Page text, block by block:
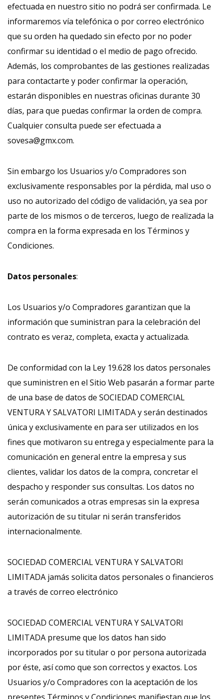
efectuada en nuestro sitio no podrá ser confirmada. Le
informaremos vía telefónica o por correo electrónico
que su orden ha quedado sin efecto por no poder
confirmar su identidad o el medio de pago ofrecido.
Además, los comprobantes de las gestiones realizadas
para contactarte y poder confirmar la operación,
estarán disponibles en nuestras oficinas durante 30
días, para que puedas confirmar la orden de compra.
Cualquier consulta puede ser efectuada a
sovesa@gmx.com.
Sin embargo los Usuarios y/o Compradores son
exclusivamente responsables por la pérdida, mal uso o
uso no autorizado del código de validación, ya sea por
parte de los mismos o de terceros, luego de realizada la
compra en la forma expresada en los Términos y
Condiciones.
Datos personales:
Los Usuarios y/o Compradores garantizan que la
información que suministran para la celebración del
contrato es veraz, completa, exacta y actualizada.
De conformidad con la Ley 19.628 los datos personales
que suministren en el Sitio Web pasarán a formar parte
de una base de datos de SOCIEDAD COMERCIAL
VENTURA Y SALVATORI LIMITADA y serán destinados
única y exclusivamente en para ser utilizados en los
fines que motivaron su entrega y especialmente para la
comunicación en general entre la empresa y sus
clientes, validar los datos de la compra, concretar el
despacho y responder sus consultas. Los datos no
serán comunicados a otras empresas sin la expresa
autorización de su titular ni serán transferidos
internacionalmente.
SOCIEDAD COMERCIAL VENTURA Y SALVATORI
LIMITADA jamás solicita datos personales o financieros
a través de correo electrónico
SOCIEDAD COMERCIAL VENTURA Y SALVATORI
LIMITADA presume que los datos han sido
incorporados por su titular o por persona autorizada
por éste, así como que son correctos y exactos. Los
Usuarios y/o Compradores con la aceptación de los